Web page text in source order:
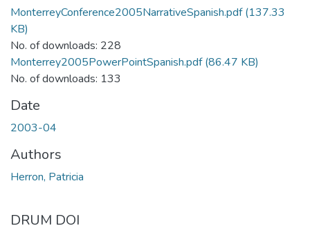
MonterreyConference2005NarrativeSpanish.pdf(137.33
KB)
No. of downloads: 228
Monterrey2005PowerPointSpanish.pdf(86.47 KB)
No. of downloads: 133
Date
2003-04
Authors
Herron, Patricia
DRUM DOI